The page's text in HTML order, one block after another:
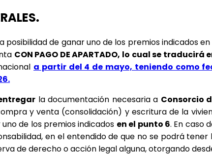
de ganar uno de los premios indicados en
CON PAGO DE APARTADO, lo cual se
a partir del 4 de mayo, teniendo como
la documentación necesaria a Consorcio
y venta (consolidación) y escritura de la
de los premios indicados en el punto 6. En caso
en el entendido de que no se podrá
de derecho o acción legal alguna, otorgando